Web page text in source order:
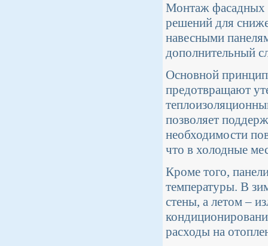
Монтаж фасадных
решений для
навесными
дополнительный
Основной
предотвращают
позволяет
необходимости
что в холодные
Кроме того,
температуры. В
стены, а летом –
расходы на